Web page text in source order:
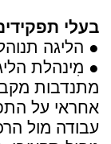
בעלי
● הליגה
● מִינהלת
מתנדבות
אחראי על
עבודה מול